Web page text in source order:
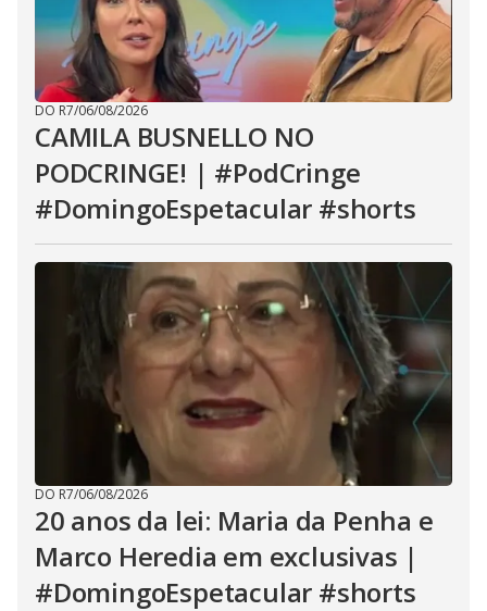
DO R7/06/08/2026
CAMILA BUSNELLO NO
PODCRINGE! | #PodCringe
#DomingoEspetacular #shorts
DO R7/06/08/2026
20 anos da lei: Maria da Penha e
Marco Heredia em exclusivas |
#DomingoEspetacular #shorts